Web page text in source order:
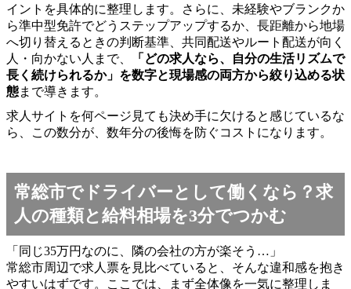
イントを具体的に整理します。さらに、未経験やブランクか
ら準中型免許でどうステップアップするか、長距離から地場
へ切り替えるときの判断基準、共同配送やルート配送が向く
人・向かない人まで、
「どの求人なら、自分の生活リズムで
長く続けられるか」を数字と現場感の両方から絞り込める状
態まで導きます。
求人サイトを何ページ見ても決め手に欠けると感じているな
ら、この数分が、数年分の後悔を防ぐコストになります。
常総市でドライバーとして働くなら？求
人の種類と給料相場を3分でつかむ
「同じ35万円なのに、隣の会社の方が楽そう…」
常総市周辺で求人票を見比べていると、そんな違和感を抱き
やすいはずです。ここでは、まず全体像を一気に整理しま